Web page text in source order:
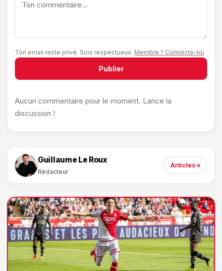
Ton email reste privé. Sois respectueux. Membre ? Connecte-toi
Publier
Aucun commentaire pour le moment. Lance la
discussion !
Guillaume Le Roux
Rédacteur
Articles→